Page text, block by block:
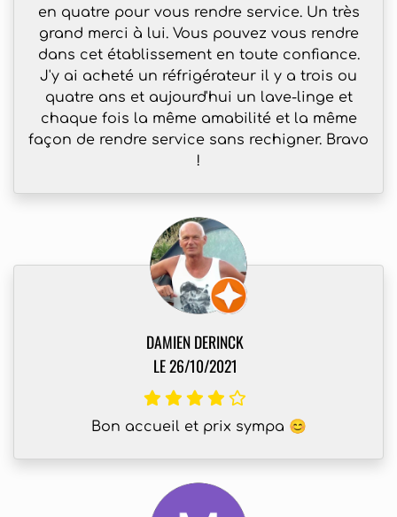
en quatre pour vous rendre service. Un très
grand merci à lui. Vous pouvez vous rendre
dans cet établissement en toute confiance.
J'y ai acheté un réfrigérateur il y a trois ou
quatre ans et aujourd'hui un lave-linge et
chaque fois la même amabilité et la même
façon de rendre service sans rechigner. Bravo
!
DAMIEN DERINCK
LE 26/10/2021
Bon accueil et prix sympa 😊